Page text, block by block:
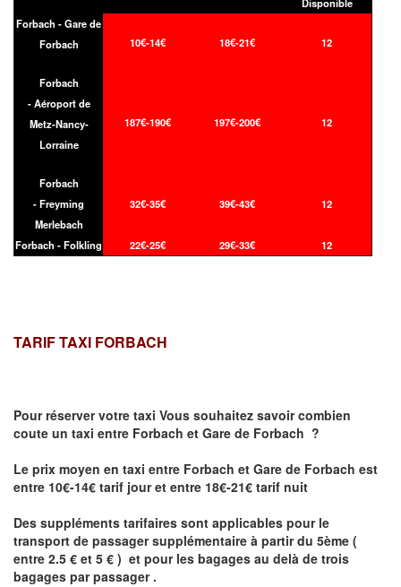
Disponible
Forbach - Gare de
Forbach
10€-14€ 18€-21€ 12
Forbach
- Aéroport de
Metz-Nancy-
Lorraine
187€-190€ 197€-200€ 12
Forbach
- Freyming
Merlebach
32€-35€ 39€-43€ 12
Forbach - Folkling 22€-25€ 29€-33€ 12
TARIF TAXI FORBACH
Pour réserver votre taxi Vous souhaitez savoircombien
coute un taxi entre Forbach et Gare de Forbach ?
Le prix moyen en taxi entre Forbach et Gare de Forbach est
entre 10€-14€ tarif jour et entre 18€-21€ tarif nuit
Des suppléments tarifaires sont applicables pour le
transport de passager supplémentaire à partir du 5ème (
entre 2.5 € et 5 € ) et pour les bagages au delà de trois
bagages par passager .